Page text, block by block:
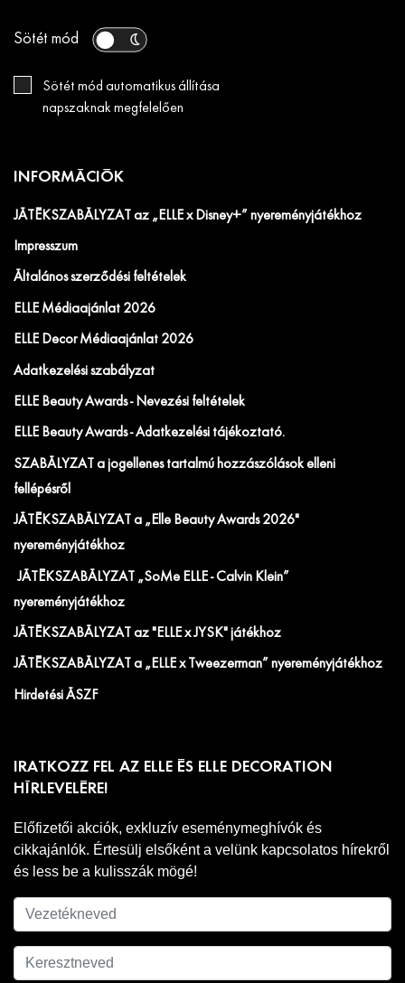
Sötét mód
Sötét mód automatikus állítása
napszaknak megfelelően
INFORMÁCIÓK
JÁTÉKSZABÁLYZAT az „ELLE x Disney+” nyereményjátékhoz
Impresszum
Általános szerződési feltételek
ELLE Médiaajánlat 2026
ELLE Decor Médiaajánlat 2026
Adatkezelési szabályzat
ELLE Beauty Awards - Nevezési feltételek
ELLE Beauty Awards - Adatkezelési tájékoztató.
SZABÁLYZAT a jogellenes tartalmú hozzászólások elleni
fellépésről
JÁTÉKSZABÁLYZAT a „Elle Beauty Awards 2026"
nyereményjátékhoz
JÁTÉKSZABÁLYZAT „SoMe ELLE - Calvin Klein”
nyereményjátékhoz
JÁTÉKSZABÁLYZAT az "ELLE x JYSK" játékhoz
JÁTÉKSZABÁLYZAT a „ELLE x Tweezerman” nyereményjátékhoz
Hirdetési ÁSZF
IRATKOZZ FEL AZ ELLE ÉS ELLE DECORATION
HÍRLEVELÉRE!
Előfizetői akciók, exkluzív eseménymeghívók és
cikkajánlók. Értesülj elsőként a velünk kapcsolatos hírekről
és less be a kulisszák mögé!